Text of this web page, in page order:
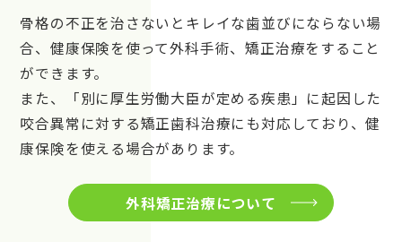
骨格の不正を治さないとキレイな歯並びにならない場
合、健康保険を使って外科手術、矯正治療をすること
ができます。
また、「別に厚生労働大臣が定める疾患」に起因した
咬合異常に対する矯正歯科治療にも対応しており、健
康保険を使える場合があります。
外科矯正治療について